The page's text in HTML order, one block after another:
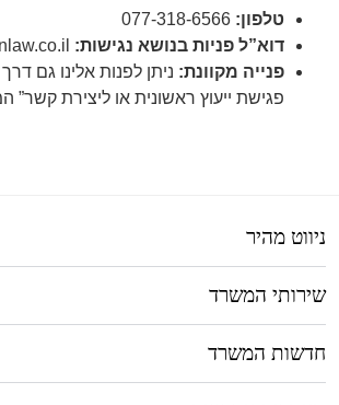
טלפון:
דוא”ל פניות בנושא נגישות:
פנייה מקוונת: ניתן לפנות אלינו גם
פגישת ייעוץ ראשונית או ליצירת קשר”
ניווט מהיר
שירותי המשרד
חדשות המשרד